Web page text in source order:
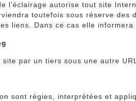
l’éclairage autorise tout site
toutefois sous réserve
liens. Dans ce cas elle
par un tiers sous une autre
sont régies, interprétées et